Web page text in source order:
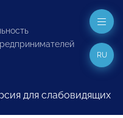
для слабовидящих
RU